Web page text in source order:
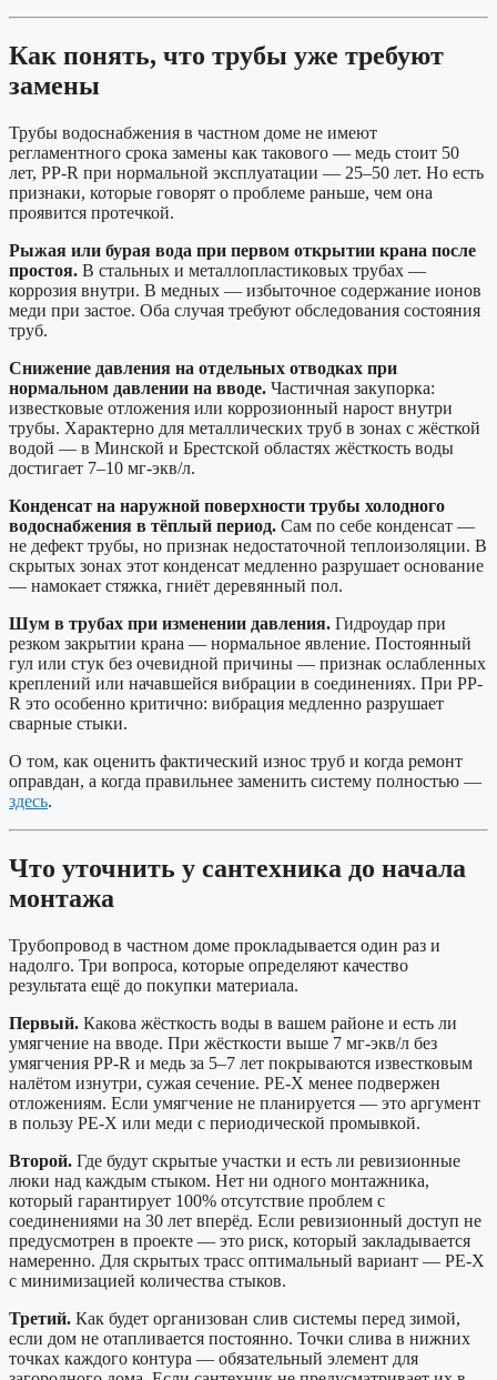
Как понять, что трубы уже требуют
замены
Трубы водоснабжения в частном доме не имеют
регламентного срока замены как такового — медь стоит 50
лет, PP-R при нормальной эксплуатации — 25–50 лет. Но есть
признаки, которые говорят о проблеме раньше, чем она
проявится протечкой.
Рыжая или бурая вода при первом открытии крана после
простоя. В стальных и металлопластиковых трубах —
коррозия внутри. В медных — избыточное содержание ионов
меди при застое. Оба случая требуют обследования состояния
труб.
Снижение давления на отдельных отводках при
нормальном давлении на вводе. Частичная закупорка:
известковые отложения или коррозионный нарост внутри
трубы. Характерно для металлических труб в зонах с жёсткой
водой — в Минской и Брестской областях жёсткость воды
достигает 7–10 мг-экв/л.
Конденсат на наружной поверхности трубы холодного
водоснабжения в тёплый период. Сам по себе конденсат —
не дефект трубы, но признак недостаточной теплоизоляции. В
скрытых зонах этот конденсат медленно разрушает основание
— намокает стяжка, гниёт деревянный пол.
Шум в трубах при изменении давления. Гидроудар при
резком закрытии крана — нормальное явление. Постоянный
гул или стук без очевидной причины — признак ослабленных
креплений или начавшейся вибрации в соединениях. При PP-
R это особенно критично: вибрация медленно разрушает
сварные стыки.
О том, как оценить фактический износ труб и когда ремонт
оправдан, а когда правильнее заменить систему полностью —
здесь.
Что уточнить у сантехника до начала
монтажа
Трубопровод в частном доме прокладывается один раз и
надолго. Три вопроса, которые определяют качество
результата ещё до покупки материала.
Первый. Какова жёсткость воды в вашем районе и есть ли
умягчение на вводе. При жёсткости выше 7 мг-экв/л без
умягчения PP-R и медь за 5–7 лет покрываются известковым
налётом изнутри, сужая сечение. PE-X менее подвержен
отложениям. Если умягчение не планируется — это аргумент
в пользу PE-X или меди с периодической промывкой.
Второй. Где будут скрытые участки и есть ли ревизионные
люки над каждым стыком. Нет ни одного монтажника,
который гарантирует 100% отсутствие проблем с
соединениями на 30 лет вперёд. Если ревизионный доступ не
предусмотрен в проекте — это риск, который закладывается
намеренно. Для скрытых трасс оптимальный вариант — PE-X
с минимизацией количества стыков.
Третий. Как будет организован слив системы перед зимой,
если дом не отапливается постоянно. Точки слива в нижних
точках каждого контура — обязательный элемент для